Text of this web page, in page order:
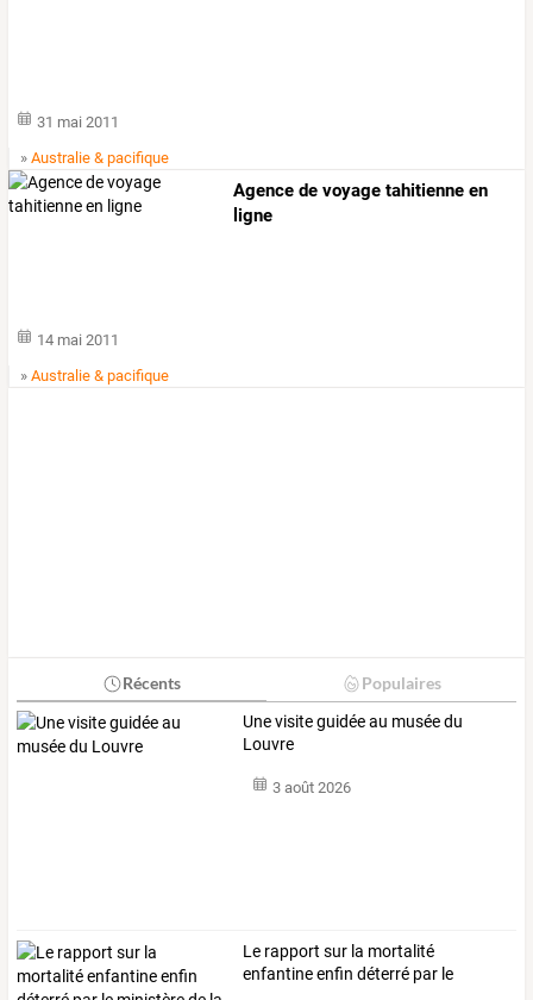
31 mai 2011
»Australie & pacifique
Agence de voyage tahitienne en
ligne
14 mai 2011
»Australie & pacifique
Récents Populaires
Une visite guidée au musée du
Louvre
3 août 2026
Le rapport sur la mortalité
enfantineenfin déterré par le